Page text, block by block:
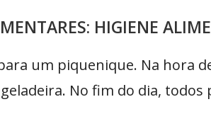
HIGIENE
um piquenique. Na hora
No fim do dia,